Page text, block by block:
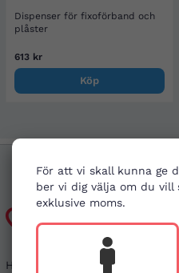
För att vi skall kunna ge
ber vi dig välja om du
exklusive moms.
Dispenser för fixoförband och
plåster
613 kr
Köp
Kundtjänst
Har du frågor kring din